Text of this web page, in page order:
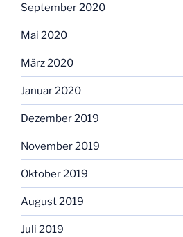
September 2020
Mai 2020
März 2020
Januar 2020
Dezember 2019
November 2019
Oktober 2019
August 2019
Juli 2019